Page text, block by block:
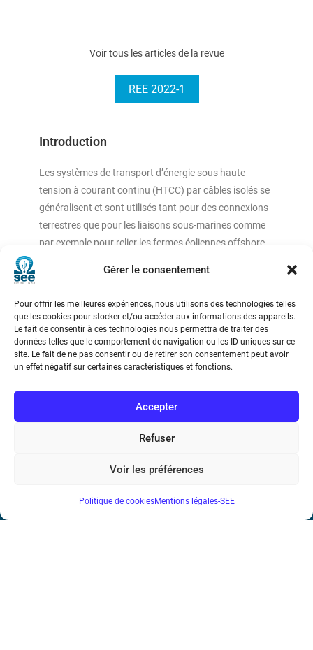
Gérer le consentement
Pour offrir les meilleures expériences, nous utilisons des technologies telles
que les cookies pour stocker et/ou accéder aux informations des appareils.
Le fait de consentir à ces technologies nous permettra de traiter des
données telles que le comportement de navigation ou les ID uniques sur ce
site. Le fait de ne pas consentir ou de retirer son consentement peut avoir
un effet négatif sur certaines caractéristiques et fonctions.
Accepter
Refuser
Voir les préférences
Politique de cookiesMentions légales-SEE
Voir tous les articles de la revue
REE 2022-1
Introduction
Les systèmes de transport d’énergie sous haute
tension à courant continu (HTCC) par câbles isolés se
généralisent et sont utilisés tant pour des connexions
terrestres que pour les liaisons sous-marines comme
par exemple pour relier les fermes éoliennes offshore
travers plusieurs pays et jouent donc un rôle
important dans le contexte actuel de transition
énergétique.
Société de l’Electricité, de l’Electronique et des Technologies